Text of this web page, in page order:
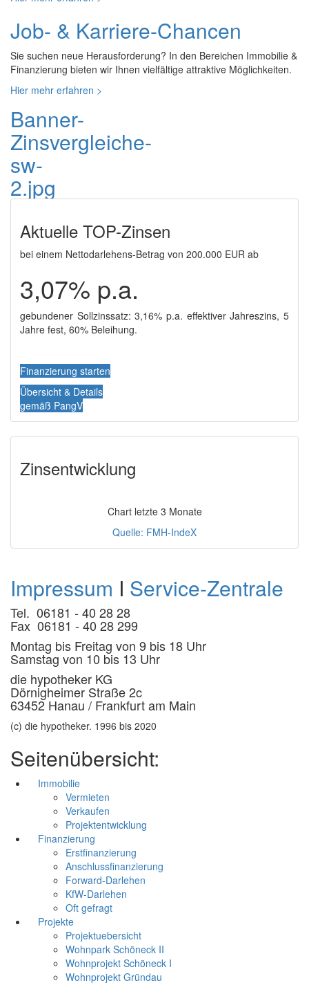
Job- & Karriere-Chancen
Sie suchen neue Herausforderung? In den Bereichen Immobilie &
Finanzierung bieten wir Ihnen vielfältige attraktive Möglichkeiten.
Hier mehr erfahren >
Banner-
Zinsvergleiche-
sw-
2.jpg
Aktuelle TOP-Zinsen
bei einem Nettodarlehens-Betrag von 200.000 EUR ab
3,07% p.a.
gebundener Sollzinssatz: 3,16% p.a. effektiver Jahreszins,5
Jahre fest, 60% Beleihung.
Finanzierung starten
Übersicht & Details
gemäß PangV
Zinsentwicklung
Chart letzte 3 Monate
Quelle: FMH-IndeX
Impressum I Service-Zentrale
Tel. 06181 - 40 28 28
Fax 06181 - 40 28 299
Montag bis Freitag von 9 bis 18 Uhr
Samstag von 10 bis 13 Uhr
die hypotheker KG
Dörnigheimer Straße 2c
63452 Hanau / Frankfurt am Main
(c) die hypotheker. 1996 bis 2020
Seitenübersicht:
Immobilie
Vermieten
Verkaufen
Projektentwicklung
Finanzierung
Erstfinanzierung
Anschlussfinanzierung
Forward-Darlehen
KfW-Darlehen
Oft gefragt
Projekte
Projektuebersicht
Wohnpark Schöneck II
Wohnprojekt Schöneck I
Wohnprojekt Gründau